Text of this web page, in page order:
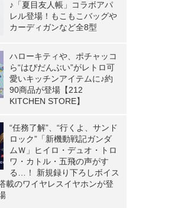
♪「夏目友人帳」コラボアパ
レル登場！もこもこバッグや
カーディガンなど全8型
ハローキティや、ポチャッコ
ら“はぴだんぶい”がレトロ可
愛いキッチンアイテムに♪約
90商品が登場【212
KITCHEN STORE】
“任務了解”、“行くよ、サンド
ロック”「新機動戦記ガンダ
ムＷ」ヒイロ・デュオ・トロ
ワ・カトル・五飛の声がす
る…！ 新規録り下ろしボイス
載のワイヤレスイヤホンが登